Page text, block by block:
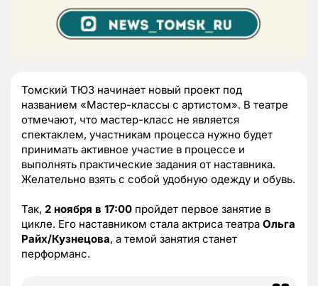
Томский ТЮЗ начинает новый проект под
названием «Мастер-классы с артистом». В театре
отмечают, что мастер-класс не является
спектаклем, участникам процесса нужно будет
принимать активное участие в процессе и
выполнять практические задания от наставника.
Желательно взять с собой удобную одежду и обувь.
Так, 2 ноября в 17:00 пройдет первое занятие в
цикле. Его наставником стала актриса театра Ольга
Райх/Кузнецова, а темой занятия станет
перформанс.